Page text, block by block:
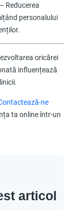
Reducerea
personalului
oricărei
influențează
ne
ta online într-un
articol